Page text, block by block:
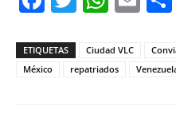
ETIQUETAS Ciudad VLC
México
repatriados